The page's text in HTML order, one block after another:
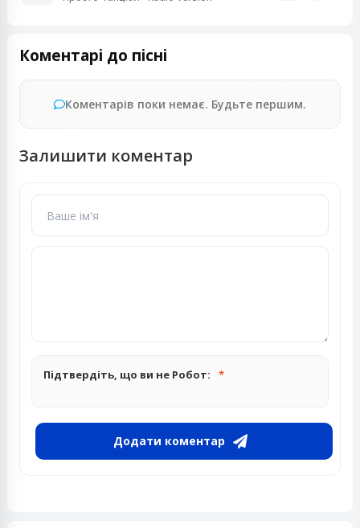
Коментарі до пісні
Коментарів поки немає. Будьте першим.
Залишити коментар
Підтвердіть, що ви не Робот:
Додати коментар